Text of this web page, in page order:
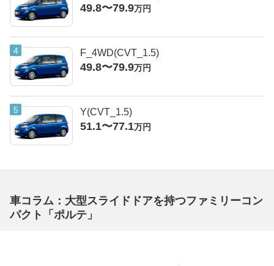
49.8〜79.9万円
F_4WD(CVT_1.5)
49.8〜79.9万円
Y(CVT_1.5)
51.1〜77.1万円
車コラム：大型スライドドアを持つファミリーコン
パクト「ポルテ」